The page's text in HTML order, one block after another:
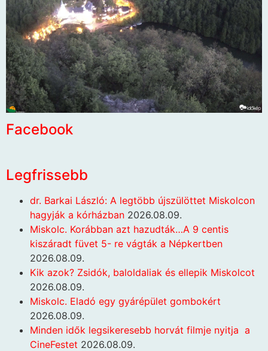
Facebook
Legfrissebb
dr. Barkai László: A legtöbb újszülöttet Miskolcon
hagyják a kórházban 2026.08.09.
Miskolc. Korábban azt hazudták…A 9 centis
kiszáradt füvet 5- re vágták a Népkertben
2026.08.09.
Kik azok? Zsidók, baloldaliak és ellepik Miskolcot
2026.08.09.
Miskolc. Eladó egy gyárépület gombokért
2026.08.09.
Minden idők legsikeresebb horvát filmje nyitja a
CineFestet 2026.08.09.